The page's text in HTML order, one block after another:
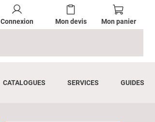
Connexion Mon devis Mon panier
CATALOGUES SERVICES GUIDES